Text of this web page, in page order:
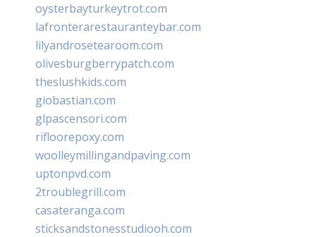
oysterbayturkeytrot.com
lafronterarestauranteybar.com
lilyandrosetearoom.com
olivesburgberrypatch.com
theslushkids.com
giobastian.com
glpascensori.com
rifloorepoxy.com
woolleymillingandpaving.com
uptonpvd.com
2troublegrill.com
casateranga.com
sticksandstonesstudiooh.com